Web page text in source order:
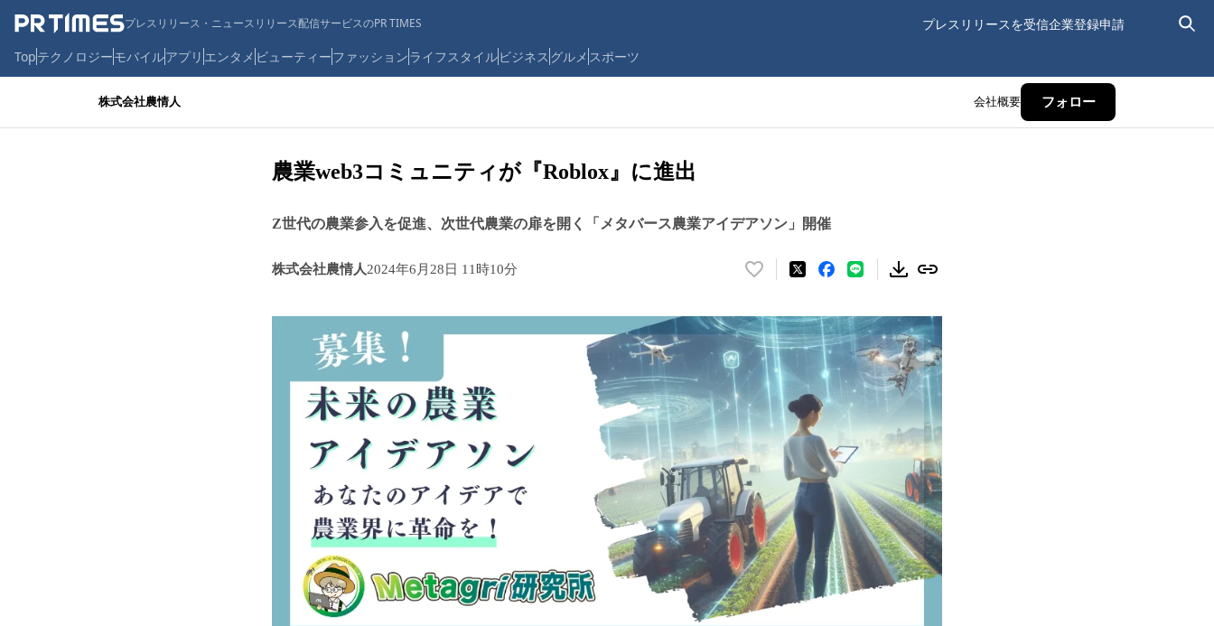
プレスリリース・ニュースリリース配信サービスのPR TIMES プレスリリースを受信企業登録申請
Topテクノロジーモバイルアプリ エンタメ ビューティーファッションライフスタイルビジネス グルメ スポーツ
株式会社農情人 会社概要 フォロー
農業web3コミュニティが『Roblox』に進出
Z世代の農業参入を促進、次世代農業の扉を開く「メタバース農業アイデアソン」開催
株式会社農情人2024年6月28日 11時10分
い
ね
！
数
を
読
み
込
中
す